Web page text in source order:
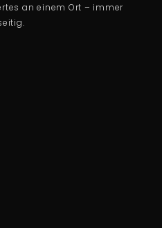
an einem Ort – immer